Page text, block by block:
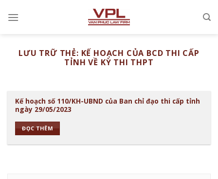
đến
LƯU TRỮ THẺ: KẾ HOẠCH CỦA BCD THI CẤP
TỈNH VỀ KỲ THI THPT
Kế hoạch số 110/KH-UBND của Ban chỉ đạo thi cấp tỉnh
ngày 29/05/2023
ĐỌC THÊM